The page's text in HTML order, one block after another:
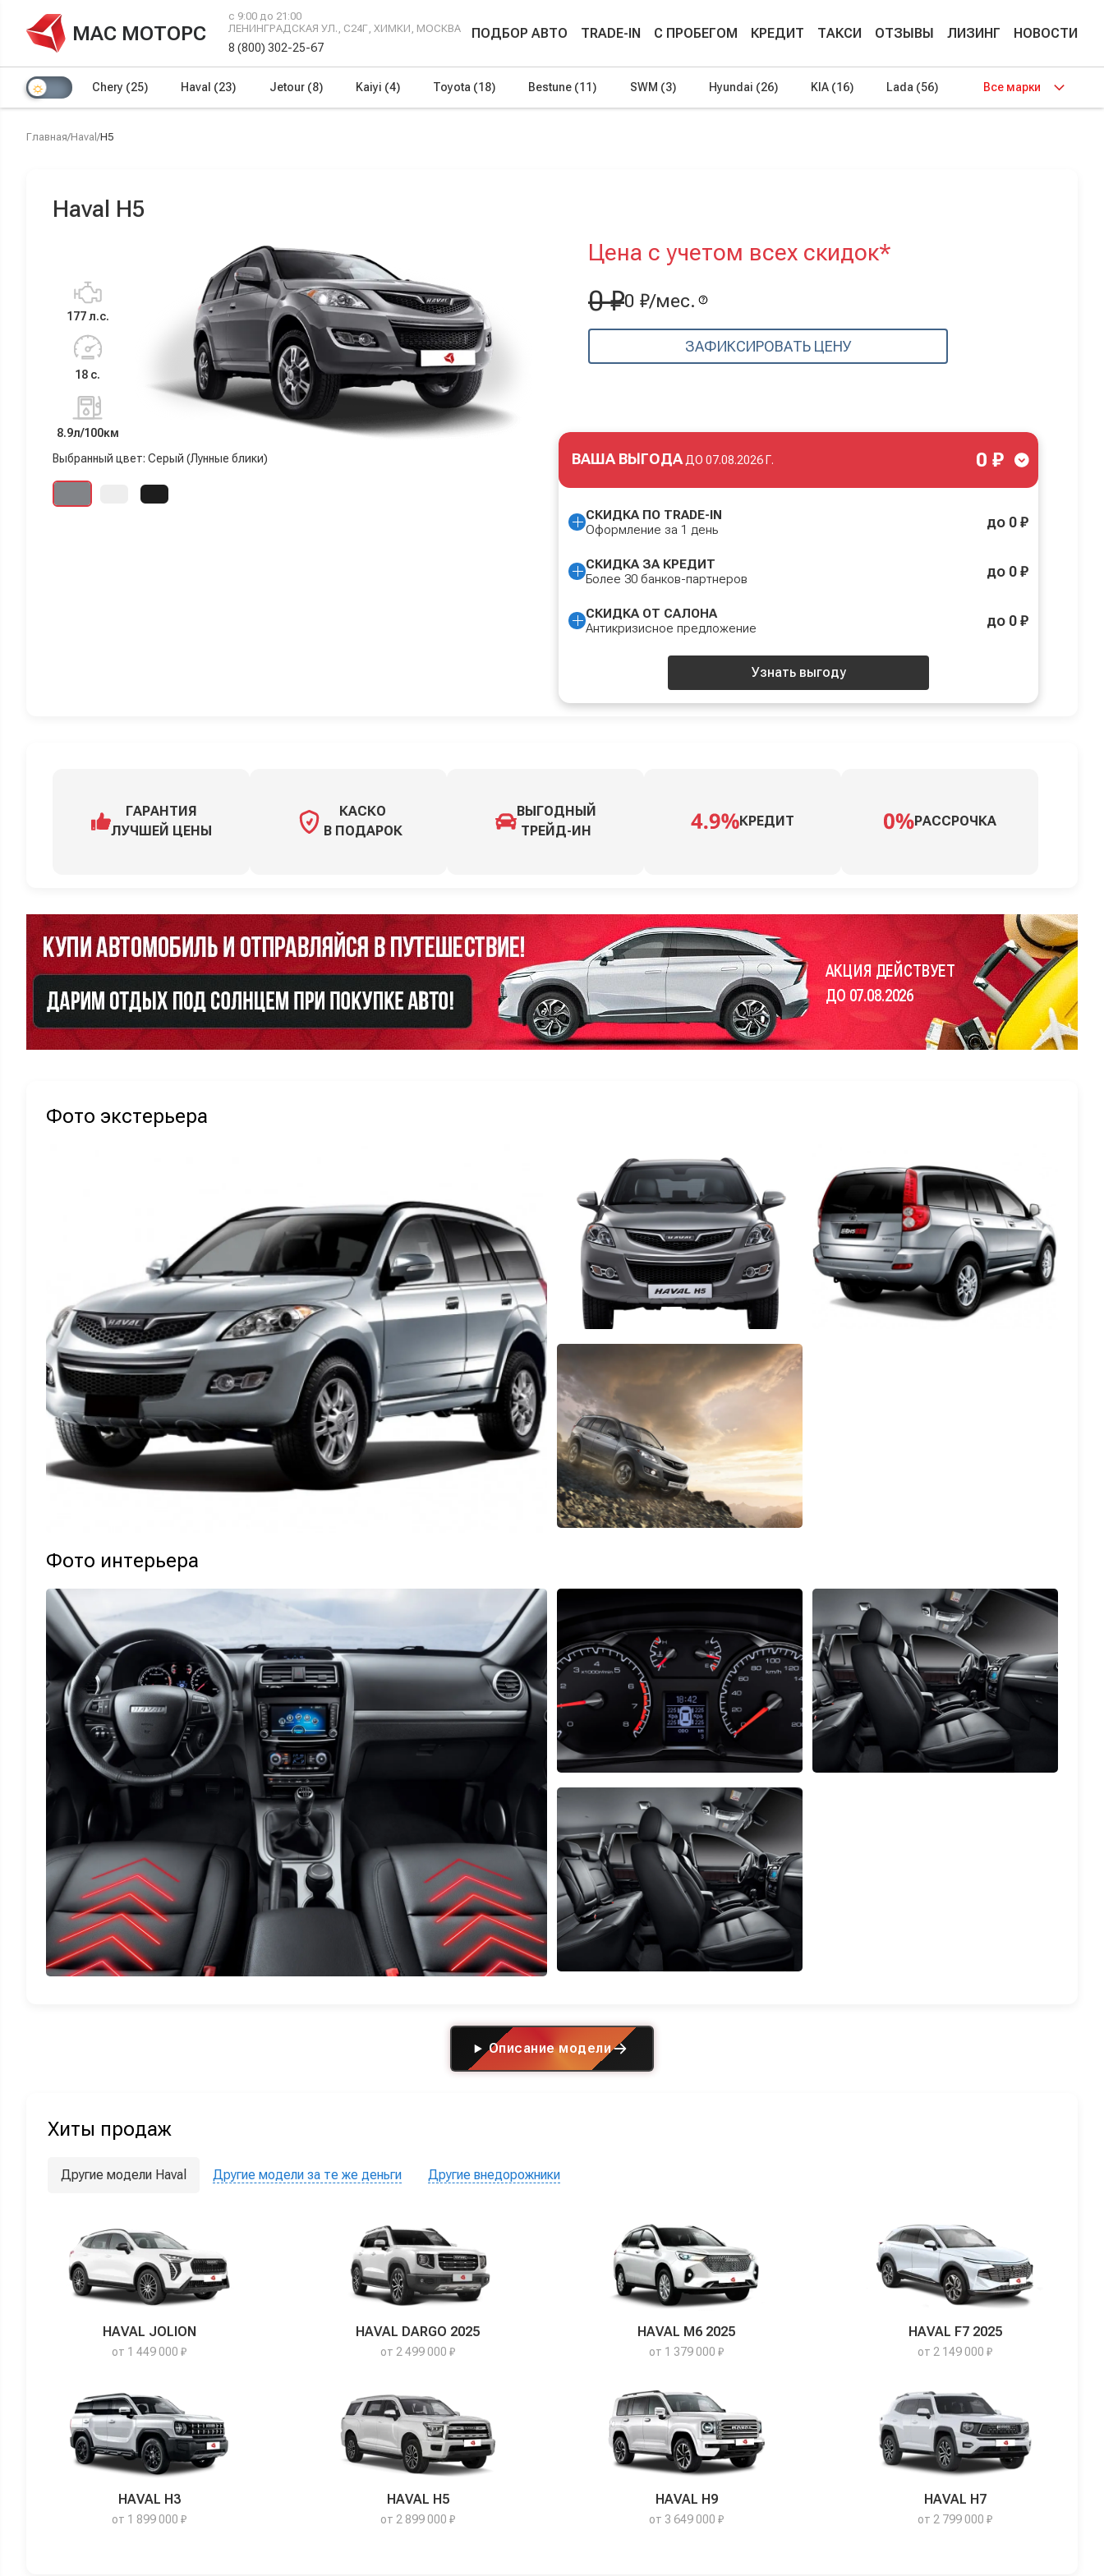
МАС МОТОРС
с 9:00 до 21:00
ЛЕНИНГРАДСКАЯ УЛ., С24Г, ХИМКИ, МОСКВА
8 (800) 302-25-67
ПОДБОР АВТО TRADE-IN С ПРОБЕГОМ КРЕДИТ ТАКСИ ОТЗЫВЫ ЛИЗИНГ НОВОСТИ
Chery (25) Haval (23) Jetour (8) Kaiyi (4) Toyota (18) Bestune (11) SWM (3) Hyundai (26) KIA (16) Lada (56) Все марки
Главная/Haval /H5
Haval H5
177 л.с.
18 с.
8.9л/100км
Выбранный цвет: Серый (Лунные блики)
Цена с учетом всех скидок*
0 ₽0 ₽/мес.
ЗАФИКСИРОВАТЬ ЦЕНУ
ВАША ВЫГОДА ДО 07.08.2026 Г. 0 ₽
СКИДКА ПО TRADE-IN
Оформление за 1 день
до 0 ₽
СКИДКА ЗА КРЕДИТ
Более 30 банков-партнеров
до 0 ₽
СКИДКА ОТ САЛОНА
Антикризисное предложение
до 0 ₽
Узнать выгоду
ГАРАНТИЯ
ЛУЧШЕЙ ЦЕНЫ
КАСКО
В ПОДАРОК
ВЫГОДНЫЙ
ТРЕЙД-ИН
КРЕДИТ РАССРОЧКА
АКЦИЯ ДЕЙСТВУЕТ
ДО 07.08.2026
Фото экстерьера
Фото интерьера
Описание модели
Хиты продаж
Другие модели Haval Другие модели за те же деньги Другие внедорожники
HAVAL JOLION
от 1 449 000 ₽
HAVAL DARGO 2025
от 2 499 000 ₽
HAVAL M6 2025
от 1 379 000 ₽
HAVAL F7 2025
от 2 149 000 ₽
HAVAL H3
от 1 899 000 ₽
HAVAL H5
от 2 899 000 ₽
HAVAL H9
от 3 649 000 ₽
HAVAL H7
от 2 799 000 ₽